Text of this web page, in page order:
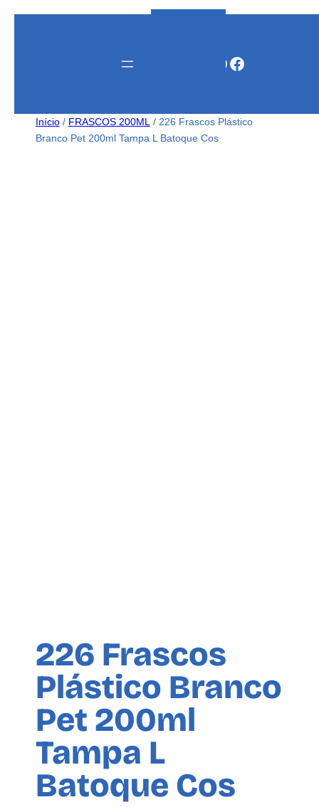
Facebook
Início/ FRASCOS 200ML / 226 Frascos Plástico
Branco Pet 200ml Tampa L Batoque Cos
226 Frascos
Plástico Branco
Pet 200ml
Tampa L
Batoque Cos